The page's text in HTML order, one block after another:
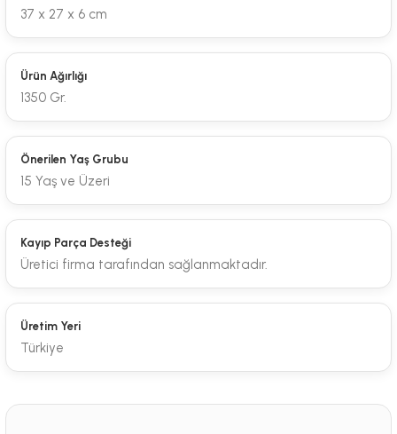
37 x 27 x 6 cm
Ürün Ağırlığı
1350 Gr.
Önerilen Yaş Grubu
15 Yaş ve Üzeri
Kayıp Parça Desteği
Üretici firma tarafından sağlanmaktadır.
Üretim Yeri
Türkiye